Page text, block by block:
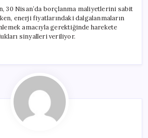
30 Nisan’da borçlanma maliyetlerini sabit
enerji fiyatlarındaki dalgalanmaların
amacıyla gerektiğinde harekete
sinyalleri veriliyor.